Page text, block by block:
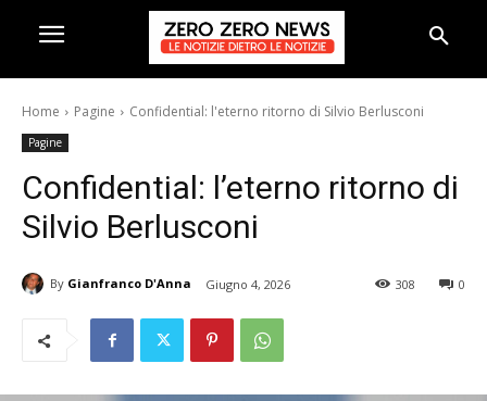
Home Pagine Confidential: l'eterno ritorno di Silvio Berlusconi
Pagine
Confidential: l’eterno ritorno di
Silvio Berlusconi
By Gianfranco D'Anna Giugno 4, 2026 0
308